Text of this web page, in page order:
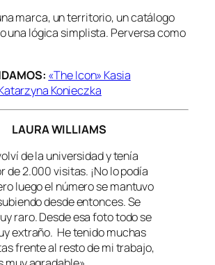
marca, un territorio, un catálogo
una lógica simplista. Perversa como
«The Icon» Kasia
Konieczka
LAURA WILLIAMS
de la universidad y tenía
de 2.000 visitas. ¡No lo podía
luego el número se mantuvo
desde entonces. Se
raro. Desde esa foto todo se
extraño. He tenido muchas
frente al resto de mi trabajo,